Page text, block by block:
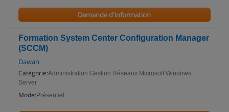
Demande d'information
Formation System Center Configuration Manager
(SCCM)
Dawan
Catégorie:Administration Gestion Réseaux Microsoft Windows
Server
Mode: Présentiel